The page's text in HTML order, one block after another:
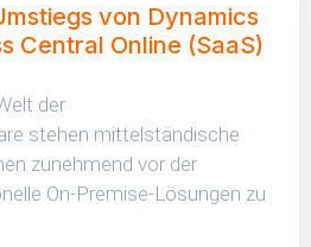
von Dynamics
Central Online (SaaS)
der
stehen mittelständische
zunehmend vor der
On-Premise-Lösungen zu